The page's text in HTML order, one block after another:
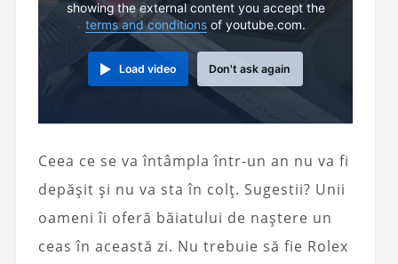
showing the external content you accept the
terms and conditions of youtube.com.
Load video Don't ask again
Ceea ce se va întâmpla într-un an nu va fi
depășit și nu va sta în colț. Sugestii? Unii
oameni îi oferă băiatului de naștere un
ceas în această zi. Nu trebuie să fie Rolex